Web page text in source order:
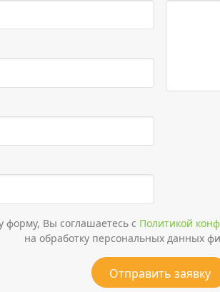
форму, Вы соглашаетесь с Политикой
на обработку персональных данных
Отправить заявку